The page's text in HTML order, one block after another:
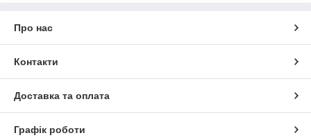
Про нас
Контакти
Доставка та оплата
Графік роботи